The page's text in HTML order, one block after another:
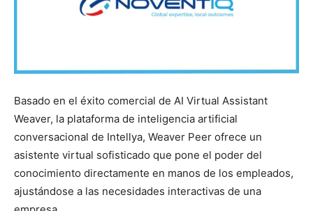
Basado en el éxito comercial de AI Virtual Assistant
Weaver, la plataforma de inteligencia artificial
conversacional de Intellya, Weaver Peer ofrece un
asistente virtual sofisticado que pone el poder del
conocimiento directamente en manos de los empleados,
ajustándose a las necesidades interactivas de una